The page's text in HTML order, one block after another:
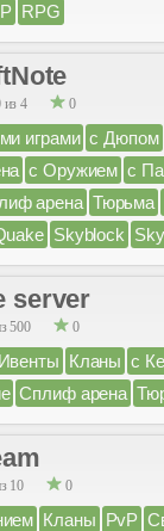
RPG
4 0
играми с Дюпом
с Оружием с
арена Тюрьма
Skyblock
server
500 0
Ивенты Кланы с
Сплиф арена
10 0
Кланы PvP